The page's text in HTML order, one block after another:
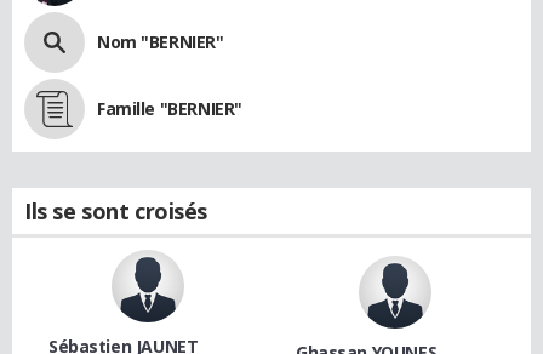
Nom "BERNIER"
Famille "BERNIER"
Ils se sont croisés
Sébastien JAUNET